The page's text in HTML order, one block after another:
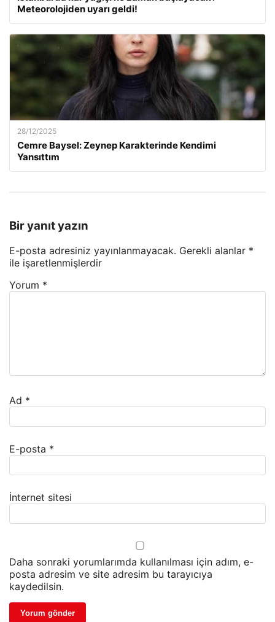
Meteorolojiden uyarı geldi!
28/12/2025
Cemre Baysel: Zeynep Karakterinde Kendimi
Yansıttım
Bir yanıt yazın
E-posta adresiniz yayınlanmayacak. Gerekli alanlar *
ile işaretlenmişlerdir
Yorum *
Ad *
E-posta *
İnternet sitesi
Daha sonraki yorumlarımda kullanılması için adım, e-
posta adresim ve site adresim bu tarayıcıya
kaydedilsin.